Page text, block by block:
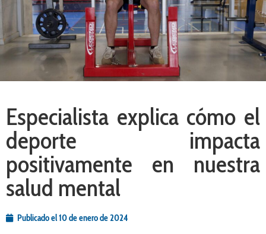
Especialista explica cómo el
deporte impacta
positivamente en nuestra
salud mental
Publicado el10 de enero de 2024